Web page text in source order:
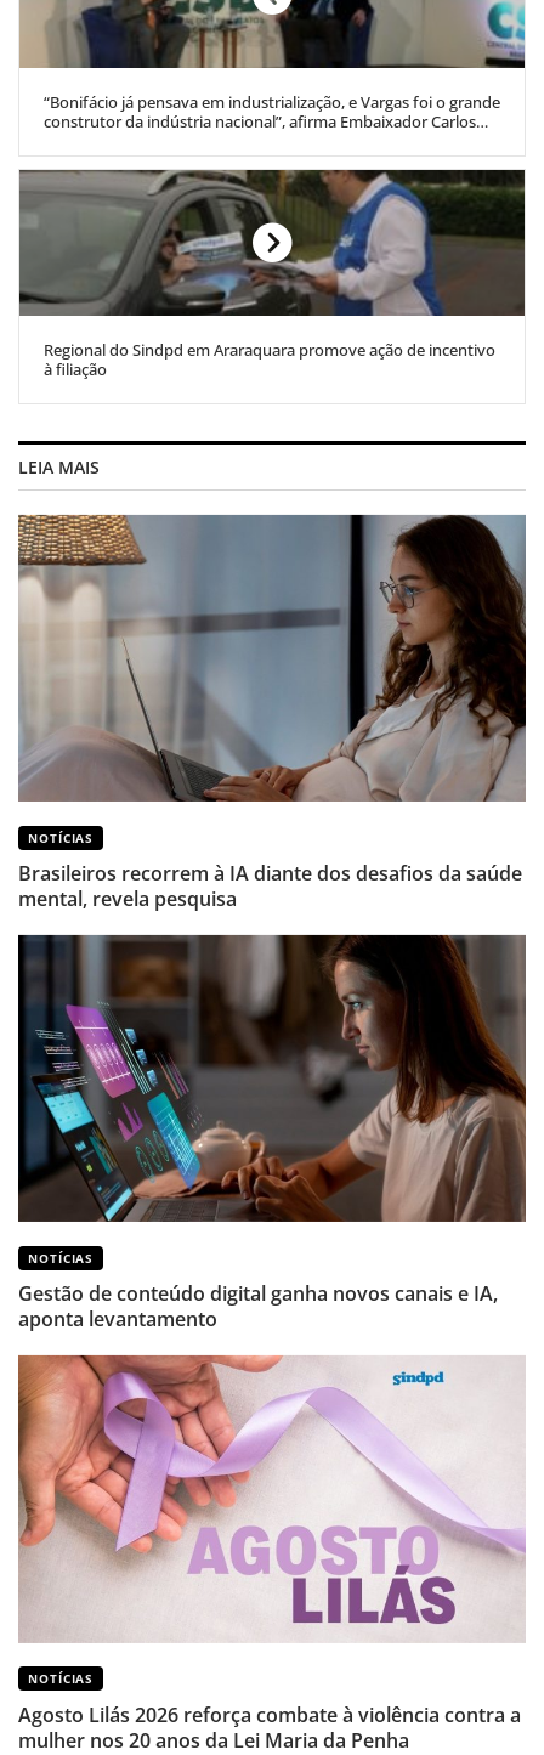
“Bonifácio já pensava em industrialização, e Vargas foi o grande
construtor da indústria nacional”, afirma Embaixador Carlos
Regional do Sindpd em Araraquara promove ação de incentivo
à filiação
LEIA MAIS
NOTÍCIAS
Brasileiros recorrem à IA diante dos desafios da saúde
mental, revela pesquisa
NOTÍCIAS
Gestão de conteúdo digital ganha novos canais e IA,
aponta levantamento
NOTÍCIAS
Agosto Lilás 2026 reforça combate à violência contra a
mulher nos 20 anos da Lei Maria da Penha